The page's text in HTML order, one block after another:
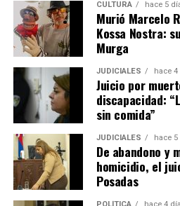
– Si se mantiene el
propietario puede iniciar la
efectuará en un plazo de 10 días
– El propietario no puede
poner condiciones para
asentado por escrito que
reclamar después.
– En el caso de que haya
situación de desamparado,
CULTURA hace 5
Murió Marcelo
Kossa Nostra:
Murga
JUDICIALES hace
Juicio por
discapacidad:
sin comida”
JUDICIALES hace
De abandono y
homicidio, el
Posadas